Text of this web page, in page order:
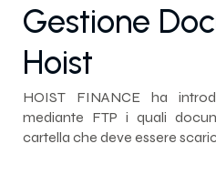
Gestione
Hoist
HOIST FINANCE ha
mediante FTP i quali
cartella che deve essere